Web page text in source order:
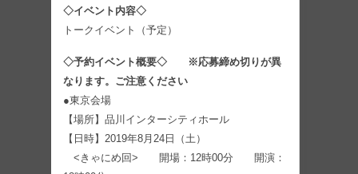
◇イベント内容◇
トークイベント（予定）
◇予約イベント概要◇ ※応募締め切りが異
なります。ご注意ください
●東京会場
【場所】品川インターシティホール
【日時】2019年8月24日（土）
<きゃにめ回> 開場：12時00分 開演：